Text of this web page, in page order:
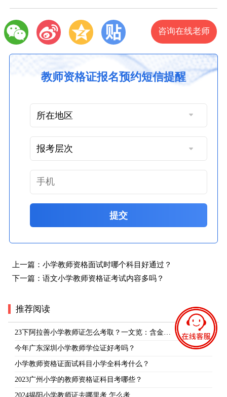
咨询在线老师
教师资格证报名预约短信提醒
提交
上一篇： 小学教师资格面试时哪个科目好通过？
下一篇： 语文小学教师资格证考试内容多吗？
推荐阅读
23下阿拉善小学教师证怎么考取？一文览：含金…
今年广东深圳小学教师学位证好考吗？
小学教师资格证面试科目小学全科考什么？
2023广州小学的教师资格证科目考哪些？
2024揭阳小学教师证去哪里考 怎么考